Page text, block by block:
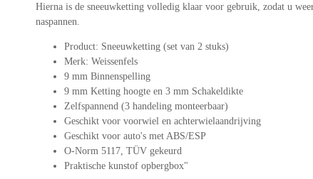
Hierna is de sneeuwketting volledig klaar voor gebruik, zodat u
naspannen.
Product: Sneeuwketting (set van 2 stuks)
Merk: Weissenfels
9 mm Binnenspelling
9 mm Ketting hoogte en 3 mm Schakeldikte
Zelfspannend (3 handeling monteerbaar)
Geschikt voor voorwiel en achterwielaandrijving
Geschikt voor auto's met ABS/ESP
O-Norm 5117, TÜV gekeurd
Praktische kunstof opbergbox"